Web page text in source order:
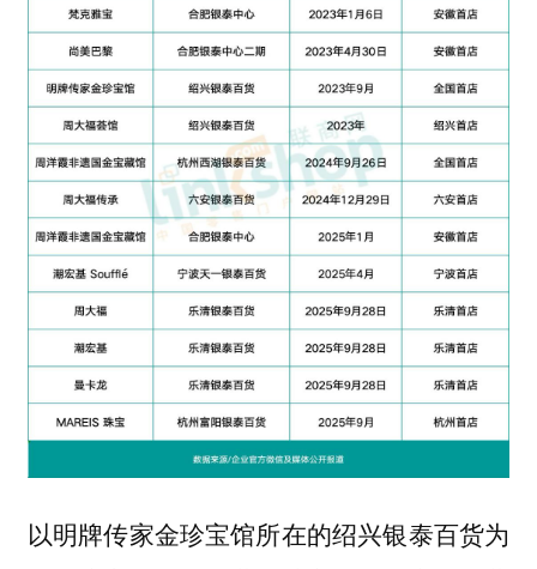
以明牌传家金珍宝馆所在的绍兴银泰百货为